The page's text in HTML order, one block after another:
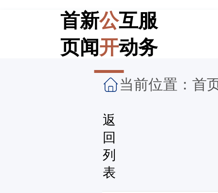
首
页
新
闻
公
开
互
动
服
务
当前位置： 首
返
回
列
表